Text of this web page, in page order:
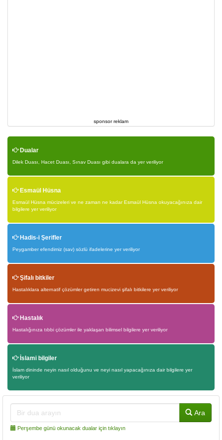
sponsor reklam
Dualar
Dilek Duası, Hacet Duası, Sınav Duası gibi dualara da yer veriliyor
Esmaül Hüsna
Esmaül Hüsna mücizeleri ve ne zaman ne kadar Esmaül Hüsna okuyacağınıza dair
bilgilere yer veriliyor
Hadis-i Şerifler
Peygamber efendimiz (sav) sözlü ifadelerine yer veriliyor
Şifalı bitkiler
Hastalıklara alternatif çözümler getiren mucizevi şifalı bitkilere yer veriliyor
Hastalık
Hastalığınıza tıbbi çözümler ile yaklaşan bilimsel bilgilere yer veriliyor
İslami bilgiler
İslam dininde neyin nasıl olduğunu ve neyi nasıl yapacağınıza dair bilgilere yer
veriliyor
Ara
Perşembe günü okunacak dualar için tıklayın